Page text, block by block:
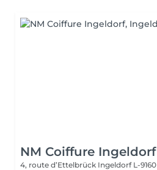
NM Coiffure Ingeldorf
4, route d’Ettelbrück Ingeldorf L-9160